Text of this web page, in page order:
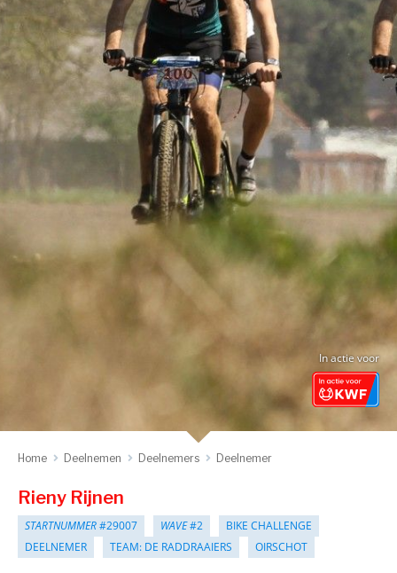
In actie voor
Home Deelnemen Deelnemers Deelnemer
Rieny Rijnen
STARTNUMMER#29007 WAVE#2
BIKE CHALLENGE
DEELNEMER
TEAM: DE RADDRAAIERS OIRSCHOT